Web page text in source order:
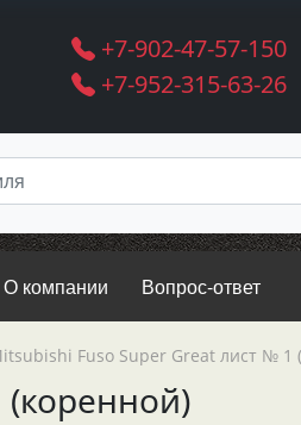
+7-902-47-57-150
+7-952-315-63-26
О компании Вопрос-ответ
Fuso Super Great лист № 1
(коренной)